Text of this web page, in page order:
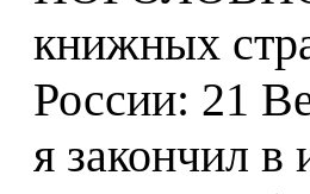
книжных
России: 21
я закончил в